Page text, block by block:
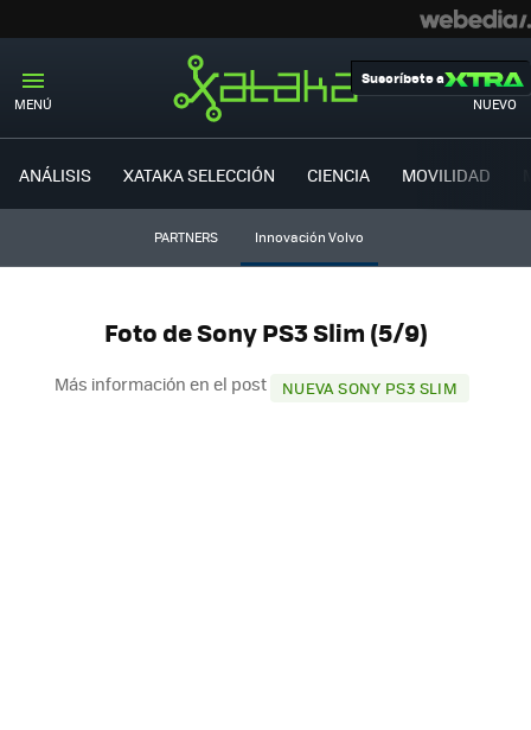
MENÚ NUEVO
Suscríbete a
ANÁLISIS XATAKA SELECCIÓN CIENCIA MOVILIDAD
PARTNERS Innovación Volvo
Foto de Sony PS3 Slim (5/9)
Más información en el post NUEVA SONY PS3 SLIM